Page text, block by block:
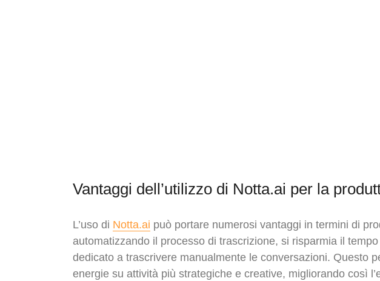
Vantaggi dell’utilizzo di Notta.ai per la
L’uso di Notta.ai può portare numerosi vantaggi in termini di
automatizzando il processo di trascrizione, si risparmia il
dedicato a trascrivere manualmente le conversazioni. Questo
energie su attività più strategiche e creative, migliorando così